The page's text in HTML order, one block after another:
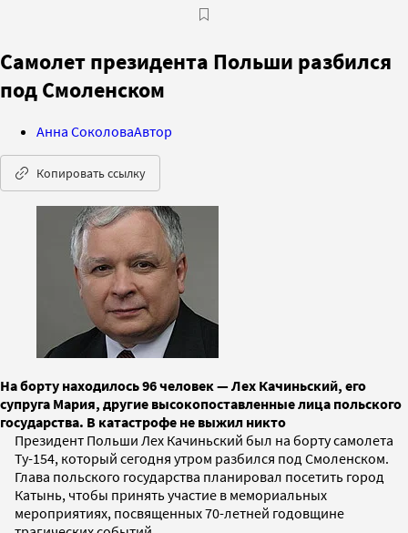
Самолет президента Польши разбился
под Смоленском
Анна СоколоваАвтор
Копировать ссылку
На борту находилось 96 человек — Лех Качиньский, его
супруга Мария, другие высокопоставленные лица польского
государства. В катастрофе не выжил никто
Президент Польши Лех Качиньский был на борту самолета
Ту-154, который сегодня утром разбился под Смоленском.
Глава польского государства планировал посетить город
Катынь, чтобы принять участие в мемориальных
мероприятиях, посвященных 70-летней годовщине